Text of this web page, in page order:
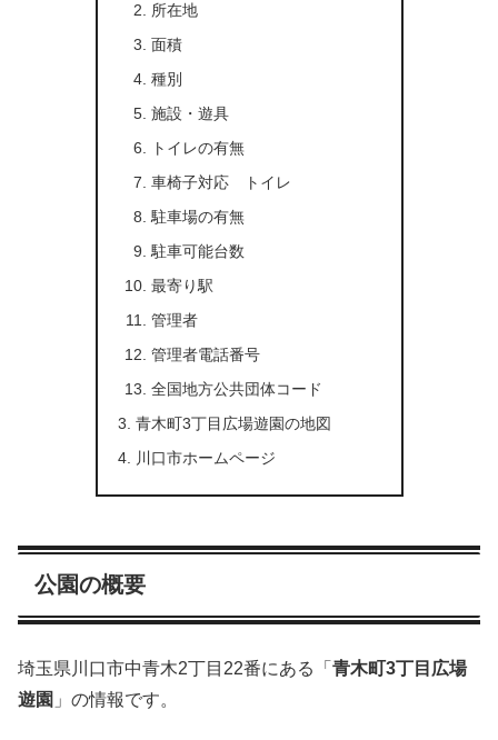
所在地
面積
種別
施設・遊具
トイレの有無
車椅子対応 トイレ
駐車場の有無
駐車可能台数
最寄り駅
管理者
管理者電話番号
全国地方公共団体コード
青木町3丁目広場遊園の地図
川口市ホームページ
公園の概要
埼玉県川口市中青木2丁目22番にある「 青木町3丁目広場
遊園 」の情報です。